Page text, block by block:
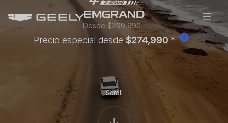
EMGRAND
Desde $299,990
Precio especial desde$274,990 *
Scroll